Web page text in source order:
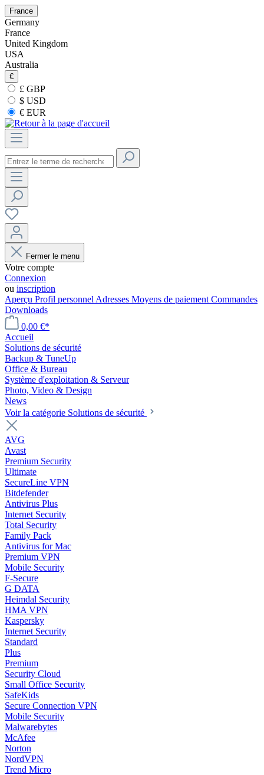
France
Germany
France
United Kingdom
USA
Australia
€
£ GBP
$ USD
€ EUR
Fermer le menu
Votre compte
Connexion
ou inscription
Aperçu Profil personnel Adresses Moyens de paiement Commandes
Downloads
0,00 €*
Accueil
Solutions de sécurité
Backup & TuneUp
Office & Bureau
Système d'exploitation & Serveur
Photo, Video & Design
News
Voir la catégorie Solutions de sécurité
AVG
Avast
Premium Security
Ultimate
SecureLine VPN
Bitdefender
Antivirus Plus
Internet Security
Total Security
Family Pack
Antivirus for Mac
Premium VPN
Mobile Security
F-Secure
G DATA
Heimdal Security
HMA VPN
Kaspersky
Internet Security
Standard
Plus
Premium
Security Cloud
Small Office Security
SafeKids
Secure Connection VPN
Mobile Security
Malwarebytes
McAfee
Norton
NordVPN
Trend Micro